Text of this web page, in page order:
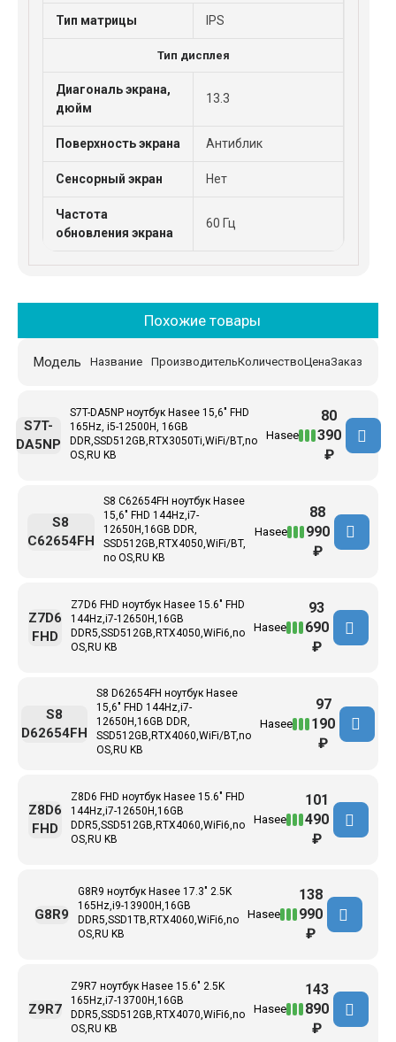
Тип матрицы IPS
Тип дисплея
Диагональ экрана,
дюйм
13.3
Поверхность экрана Антиблик
Сенсорный экран Нет
Частота
обновления экрана
60 Гц
Похожие товары
Название Производитель
Модель КоличествоЦенаЗаказ
S7T-DA5NP ноутбук Hasee 15,6" FHD
165Hz, i5-12500H, 16GB
DDR,SSD512GB,RTX3050Ti,WiFi/BT,no
OS,RU KB
Hasee
S7T-
DA5NP
80
390
₽
S8 C62654FH ноутбук Hasee
15,6" FHD 144Hz,i7-
12650H,16GB DDR,
SSD512GB,RTX4050,WiFi/BT,
no OS,RU KB
Hasee
S8
C62654FH
88
990
₽
Z7D6 FHD ноутбук Hasee 15.6" FHD
144Hz,i7-12650H,16GB
DDR5,SSD512GB,RTX4050,WiFi6,no
OS,RU KB
Hasee
Z7D6
FHD
93
690
₽
S8 D62654FH ноутбук Hasee
15,6" FHD 144Hz,i7-
12650H,16GB DDR,
SSD512GB,RTX4060,WiFi/BT,no
OS,RU KB
Hasee
S8
D62654FH
97
190
₽
Z8D6 FHD ноутбук Hasee 15.6" FHD
144Hz,i7-12650H,16GB
DDR5,SSD512GB,RTX4060,WiFi6,no
OS,RU KB
Hasee
Z8D6
FHD
101
490
₽
G8R9 ноутбук Hasee 17.3" 2.5K
165Hz,i9-13900H,16GB
DDR5,SSD1TB,RTX4060,WiFi6,no
OS,RU KB
Hasee
G8R9
138
990
₽
Z9R7 ноутбук Hasee 15.6" 2.5K
165Hz,i7-13700H,16GB
DDR5,SSD512GB,RTX4070,WiFi6,no
OS,RU KB
Hasee
Z9R7
143
890
₽